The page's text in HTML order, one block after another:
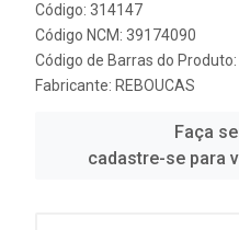
Código: 314147
Código NCM: 39174090
Código de Barras do
Fabricante: REBOUCAS
Faça
cadastre-se para